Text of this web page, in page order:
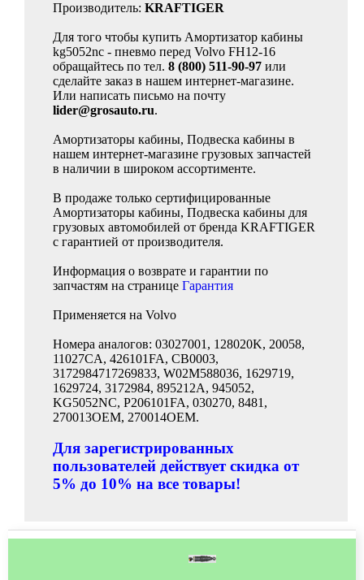
Производитель: KRAFTIGER
Для того чтобы купить Амортизатор кабины
kg5052nc - пневмо перед Volvo FH12-16
обращайтесь по тел. 8 (800) 511-90-97 или
сделайте заказ в нашем интернет-магазине.
Или написать письмо на почту
lider@grosauto.ru.
Амортизаторы кабины, Подвеска кабины в
нашем интернет-магазине грузовых запчастей
в наличии в широком ассортименте.
В продаже только сертифицированные
Амортизаторы кабины, Подвеска кабины для
грузовых автомобилей от бренда KRAFTIGER
с гарантией от производителя.
Информация о возврате и гарантии по
запчастям на странице Гарантия
Применяется на Volvo
Номера аналогов: 03027001, 128020K, 20058,
11027CA, 426101FA, CB0003,
3172984717269833, W02M588036, 1629719,
1629724, 3172984, 895212A, 945052,
KG5052NC, P206101FA, 030270, 8481,
270013OEM, 270014OEM.
Для зарегистрированных
пользователей действует скидка от
5% до 10% на все товары!